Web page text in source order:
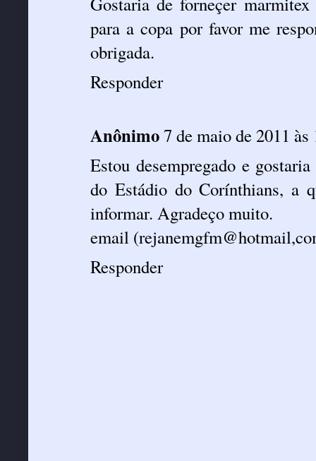
para a copa por favor me
obrigada.
Responder
Anônimo7 de maio de 2011 às
Estou desempregado e
do Estádio do Corínthians, a
informar. Agradeço muito.
email
Responder